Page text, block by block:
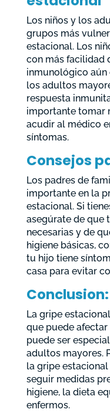
Los niños y los
grupos más
estacional. Los
con más facilidad
inmunológico aún
los adultos
respuesta
importante tomar
acudir al médico
síntomas.
Consejos
Los padres de
importante en la
estacional. Si
asegúrate de que
necesarias y de
higiene básicas,
tu hijo tiene
casa para evitar
Conclusion:
La gripe
que puede
puede ser
adultos mayores.
la gripe
seguir medidas
higiene, la dieta
enfermos.